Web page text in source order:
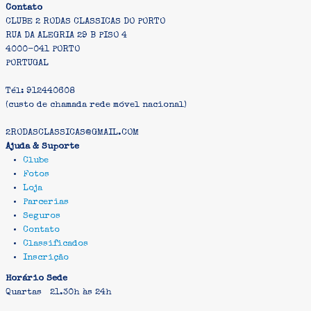
Contato
CLUBE 2 RODAS CLASSICAS DO PORTO
RUA DA ALEGRIA 29 B PISO 4
4000-041 PORTO
PORTUGAL
Tél: 912440608
(custo de chamada rede móvel nacional)
2RODASCLASSICAS@GMAIL.COM
Ajuda & Suporte
Clube
Fotos
Loja
Parcerias
Seguros
Contato
Classificados
Inscrição
Horário Sede
Quartas 21.30h às 24h